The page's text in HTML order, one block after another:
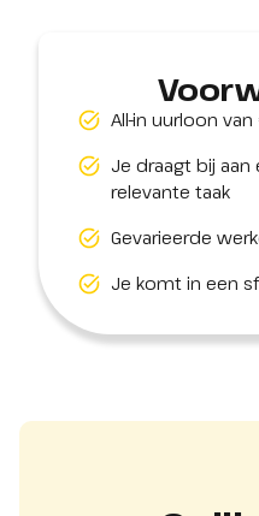
All-in uurloon
Je draagt bij
relevante taak
Gevarieerde
Je komt in een